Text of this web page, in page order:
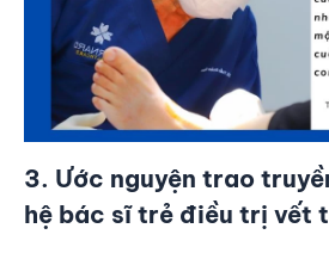
3. Ước nguyện trao
hệ bác sĩ trẻ điều trị vết